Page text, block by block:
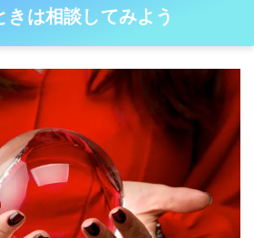
は相談してみよう